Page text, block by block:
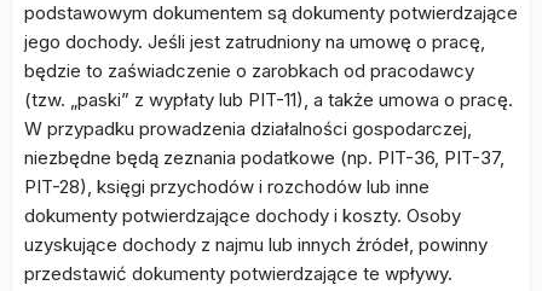
podstawowym dokumentem są dokumenty potwierdzające
jego dochody. Jeśli jest zatrudniony na umowę o pracę,
będzie to zaświadczenie o zarobkach od pracodawcy
(tzw. „paski” z wypłaty lub PIT-11), a także umowa o pracę.
W przypadku prowadzenia działalności gospodarczej,
niezbędne będą zeznania podatkowe (np. PIT-36, PIT-37,
PIT-28), księgi przychodów i rozchodów lub inne
dokumenty potwierdzające dochody i koszty. Osoby
uzyskujące dochody z najmu lub innych źródeł, powinny
przedstawić dokumenty potwierdzające te wpływy.